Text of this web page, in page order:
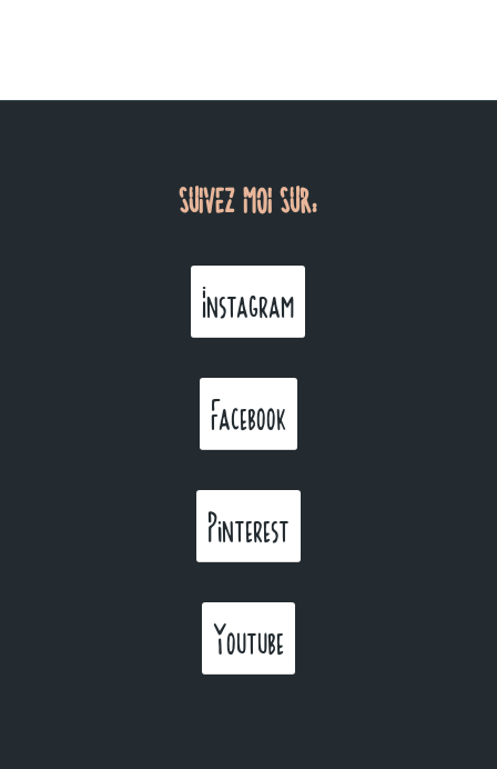
SUIVEZ MOI SUR:
Instagram
Facebook
Pinterest
Youtube